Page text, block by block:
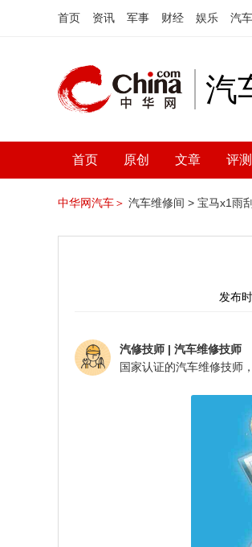
首页 资讯 军事 财经 娱乐 汽车
汽
首页 原创 文章 评测
中华网汽车＞ 汽车维修间 > 宝马x1雨
发布
汽修技师 | 汽车维修技师